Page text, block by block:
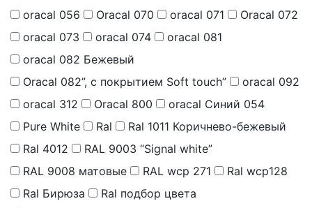
oracal 056
Oracal 070 oracal 071
Oracal 072
oracal 073
oracal 074
oracal 081
oracal 082 Бежевый
Oracal 082”, с покрытием Soft touch”
oracal 092
oracal 312
Oracal 800
oracal Синий 054
Pure White
Ral
Ral 1011 Коричнево-бежевый
Ral 4012
RAL 9003 “Signal white”
RAL 9008 матовые
RAL wcp 271
Ral wcp128
Ral Бирюза
Ral подбор цвета